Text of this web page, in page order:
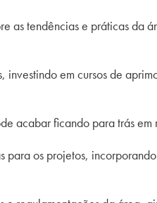
as tendências e práticas da
investindo em cursos de
acabar ficando para trás em
os projetos,